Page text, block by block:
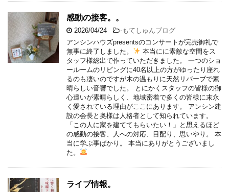
感動の接客。。
2026/04/24 -もてしゅんブログ
アンシンハウズpresentsのコンサートが完売御礼で
無事に終了しました。
本当にに素敵な空間をス
タッフ様総出で作っていただきました。 一つのショ
ールームのリビングに40名以上の方がゆったり座れ
るのも凄いのですが木の温もりに天然リバーブで素
晴らしい音響でした。 とにかくスタッフの皆様の御
心遣いが素晴らしく、地域密着で多くの皆様に末永
く愛されている理由がここにあります。 アンシン建
設の会長と奥様は人格者として知られています。
「この人に家を建ててもらいたい！」と思えるほど
の感動の接客、人への対応、目配り、思いやり。 本
当に学ぶ事ばかり。 本当にありがとうございまし
た。
ライブ情報。